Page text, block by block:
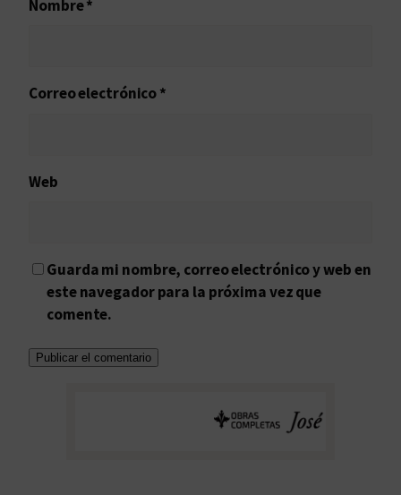
Nombre*
Correo electrónico*
Web
Guarda mi nombre, correo electrónico y web en
este navegador para la próxima vez que
comente.